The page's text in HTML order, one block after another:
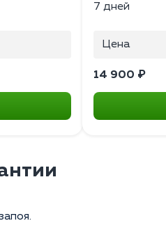
7 дней
Цена
14 900 ₽